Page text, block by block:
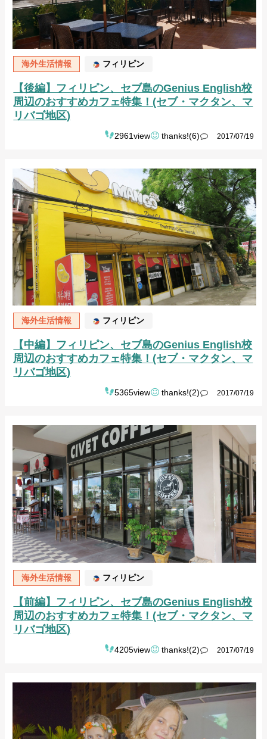
海外生活情報 フィリピン
【後編】フィリピン、セブ島のGenius English校
周辺のおすすめカフェ特集！(セブ・マクタン、マ
リバゴ地区)
2961view thanks!(6) 2017/07/19
海外生活情報 フィリピン
【中編】フィリピン、セブ島のGenius English校
周辺のおすすめカフェ特集！(セブ・マクタン、マ
リバゴ地区)
5365view thanks!(2) 2017/07/19
海外生活情報 フィリピン
【前編】フィリピン、セブ島のGenius English校
周辺のおすすめカフェ特集！(セブ・マクタン、マ
リバゴ地区)
4205view thanks!(2) 2017/07/19